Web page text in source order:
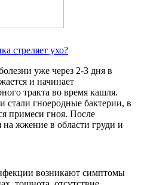
стреляет ухо?
уже через 2-3 дня в
и начинает
тракта во время кашля.
стали гноеродные бактерии, в
примеси гноя. После
жжение в области груди и
возникают симптомы